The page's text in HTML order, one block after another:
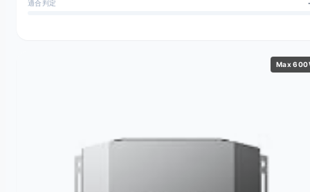
適合判定
Max